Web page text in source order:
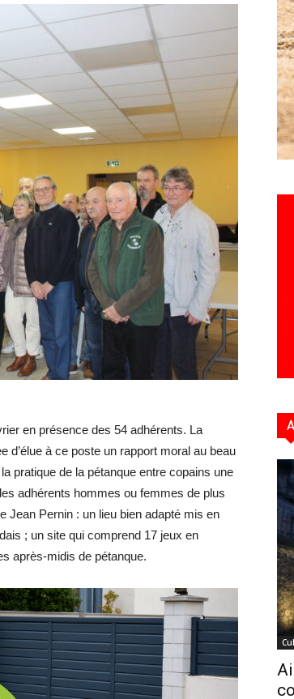
locale
–
Hebdo39
en présence des 54 adhérents. La
d’élue à ce poste un rapport moral au beau
pratique de la pétanque entre copains une
adhérents hommes ou femmes de plus
Jean Pernin : un lieu bien adapté mis en
; un site qui comprend 17 jeux en
après-midis de pétanque.